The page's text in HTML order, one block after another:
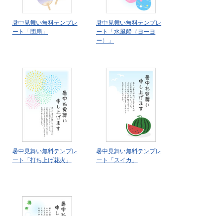
暑中見舞い無料テンプレ
ート「団扇」
暑中見舞い無料テンプレ
ート「水風船（ヨーヨ
ー）」
暑中見舞い無料テンプレ
ート「打ち上げ花火」
暑中見舞い無料テンプレ
ート「スイカ」